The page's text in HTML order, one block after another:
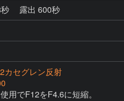
露出 600秒
カセグレン反射
用でF12をF4.6に短縮。